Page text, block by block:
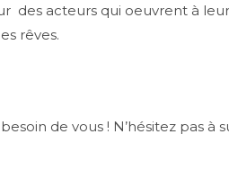
des acteurs qui oeuvrent à
rêves.
de vous ! N’hésitez pas